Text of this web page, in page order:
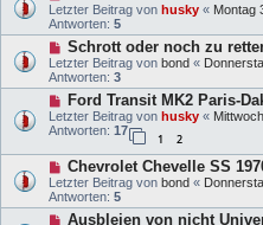
Letzter Beitrag von husky « Montag
Antworten: 5
Schrott oder noch zu
Letzter Beitrag von bond «
Antworten: 3
Ford Transit MK2 Paris-
Letzter Beitrag von husky «
Antworten: 17
1 2
Chevrolet Chevelle SS
Letzter Beitrag von bond «
Antworten: 5
Ausbleien von nicht